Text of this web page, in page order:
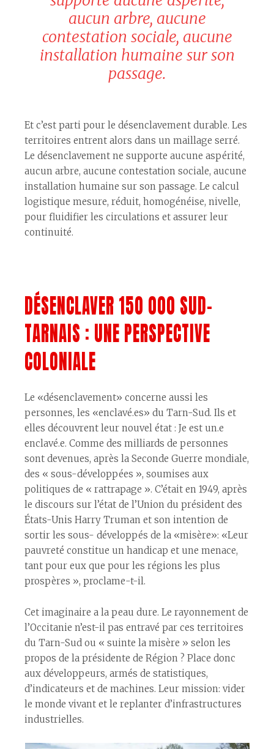
aucun arbre, aucune
contestation sociale, aucune
installation humaine sur son
passage.
Et c’est parti pour le désenclavement durable. Les
territoires entrent alors dans un maillage serré.
Le désenclavement ne supporte aucune aspérité,
aucun arbre, aucune contestation sociale, aucune
installation humaine sur son passage. Le calcul
logistique mesure, réduit, homogénéise, nivelle,
pour fluidifier les circulations et assurer leur
continuité.
DÉSENCLAVER 150 000 SUD-
TARNAIS : UNE PERSPECTIVE
COLONIALE
Le «désenclavement» concerne aussi les
personnes, les «enclavé.es» du Tarn-Sud. Ils et
elles découvrent leur nouvel état : Je est un.e
enclavé.e. Comme des milliards de personnes
sont devenues, après la Seconde Guerre mondiale,
des « sous-développées », soumises aux
politiques de « rattrapage ». C’était en 1949, après
le discours sur l’état de l’Union du président des
États-Unis Harry Truman et son intention de
sortir les sous- développés de la «misère»: «Leur
pauvreté constitue un handicap et une menace,
tant pour eux que pour les régions les plus
prospères », proclame-t-il.
Cet imaginaire a la peau dure. Le rayonnement de
l’Occitanie n’est-il pas entravé par ces territoires
du Tarn-Sud ou « suinte la misère » selon les
propos de la présidente de Région ? Place donc
aux développeurs, armés de statistiques,
d’indicateurs et de machines. Leur mission: vider
le monde vivant et le replanter d’infrastructures
industrielles.